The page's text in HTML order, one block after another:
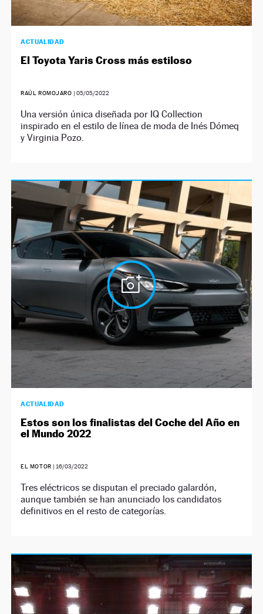
ACTUALIDAD
El Toyota Yaris Cross más estiloso
RAÚL ROMOJARO | 05/05/2022
Una versión única diseñada por IQ Collection
inspirado en el estilo de línea de moda de Inés Dómeq
y Virginia Pozo.
ACTUALIDAD
Estos son los finalistas del Coche del Año en
el Mundo 2022
EL MOTOR | 16/03/2022
Tres eléctricos se disputan el preciado galardón,
aunque también se han anunciado los candidatos
definitivos en el resto de categorías.